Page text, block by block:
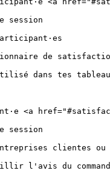
session
de
dans tes
<a
session
clientes ou
l'avis du